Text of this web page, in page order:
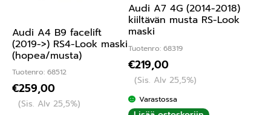
Audi A4 B9 facelift
(2019->) RS4-Look maski
(hopea/musta)
Tuotenro: 68512
€259,00
(Sis. Alv 25,5%)
Audi A7 4G (2014-2018)
kiiltävän musta RS-Look
maski
Tuotenro: 68319
€219,00
(Sis. Alv 25,5%)
Varastossa